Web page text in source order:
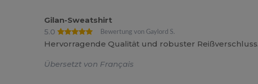
Gilan-Sweatshirt
5.0
Bewertung von Gaylord S.
Hervorragende Qualität und robuster Reißverschluss.
Übersetzt von Français